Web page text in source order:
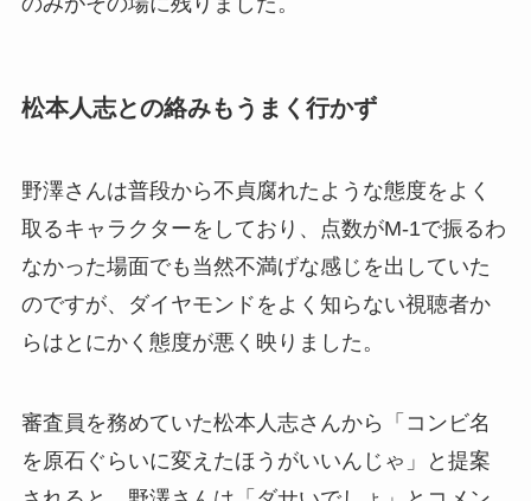
松本人志との絡みもうまく行かず
野澤さんは普段から不貞腐れたような態度をよく
取るキャラクターをしており、点数がM-1で振るわ
なかった場面でも当然不満げな感じを出していた
のですが、ダイヤモンドをよく知らない視聴者か
らはとにかく態度が悪く映りました。
審査員を務めていた松本人志さんから「コンビ名
を原石ぐらいに変えたほうがいいんじゃ」と提案